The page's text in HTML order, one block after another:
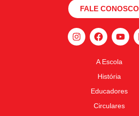
FALE CONOSCO
A Escola
História
Educadores
Circulares